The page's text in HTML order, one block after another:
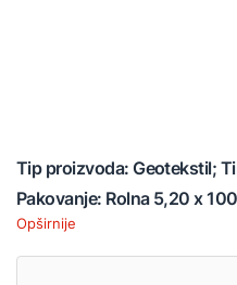
Tip proizvoda: Geotekstil;
Pakovanje: Rolna 5,20 x
Opširnije